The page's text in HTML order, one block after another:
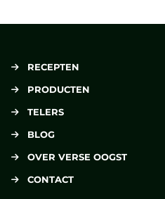
RECEPTEN
PRODUCTEN
TELERS
BLOG
OVER VERSE OOGST
CONTACT